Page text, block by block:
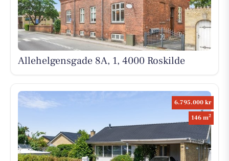
Allehelgensgade 8A, 1, 4000 Roskilde
6.795.000 kr
146 m2